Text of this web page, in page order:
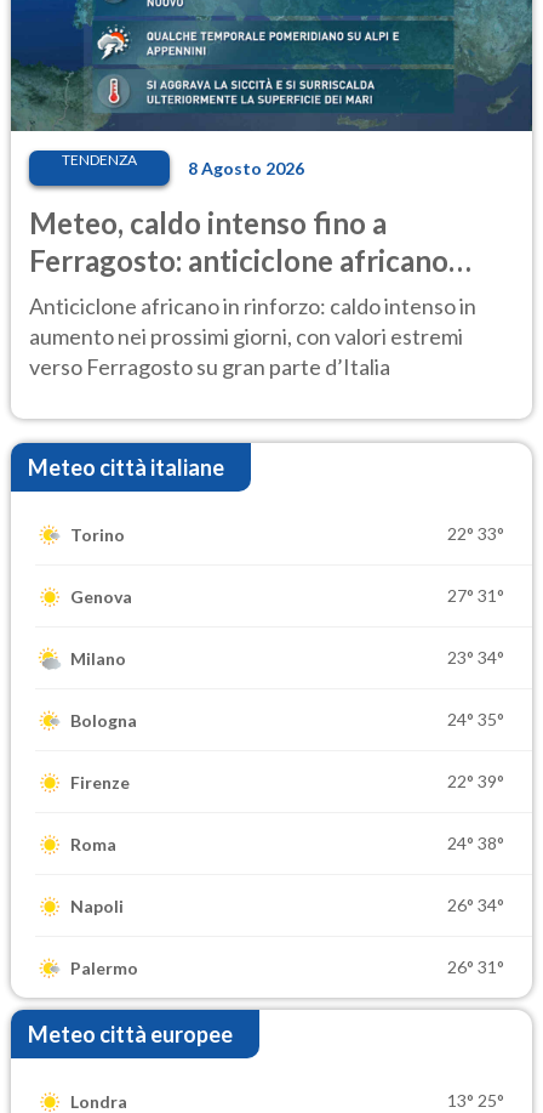
TENDENZA 8 Agosto 2026
Meteo, caldo intenso fino a
Ferragosto: anticiclone africano
ancora protagonista
Anticiclone africano in rinforzo: caldo intenso in
aumento nei prossimi giorni, con valori estremi
verso Ferragosto su gran parte d’Italia
Meteo città italiane
Torino 22° 33°
Genova 27° 31°
Milano 23° 34°
Bologna 24° 35°
Firenze 22° 39°
Roma 24° 38°
Napoli 26° 34°
Palermo 26° 31°
Meteo città europee
Londra 13° 25°